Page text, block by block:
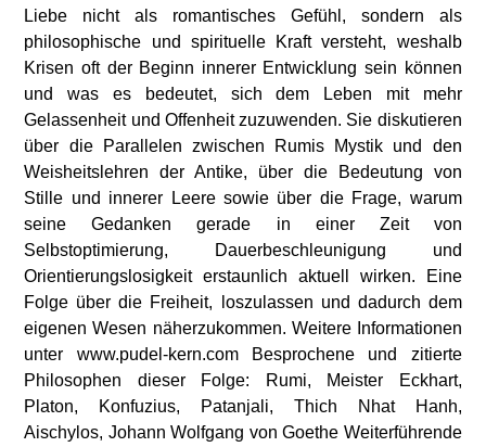
Liebe nicht als romantisches Gefühl, sondern als
philosophische und spirituelle Kraft versteht, weshalb
Krisen oft der Beginn innerer Entwicklung sein können
und was es bedeutet, sich dem Leben mit mehr
Gelassenheit und Offenheit zuzuwenden. Sie diskutieren
über die Parallelen zwischen Rumis Mystik und den
Weisheitslehren der Antike, über die Bedeutung von
Stille und innerer Leere sowie über die Frage, warum
seine Gedanken gerade in einer Zeit von
Selbstoptimierung, Dauerbeschleunigung und
Orientierungslosigkeit erstaunlich aktuell wirken. Eine
Folge über die Freiheit, loszulassen und dadurch dem
eigenen Wesen näherzukommen. Weitere Informationen
unter www.pudel-kern.com Besprochene und zitierte
Philosophen dieser Folge: Rumi, Meister Eckhart,
Platon, Konfuzius, Patanjali, Thich Nhat Hanh,
Aischylos, Johann Wolfgang von Goethe Weiterführende